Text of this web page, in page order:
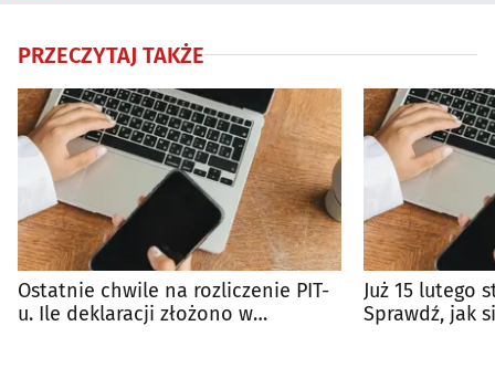
PRZECZYTAJ TAKŻE
Ostatnie chwile na rozliczenie PIT-
u. Ile deklaracji złożono w
Już 15 lutego
Sprawdź, jak